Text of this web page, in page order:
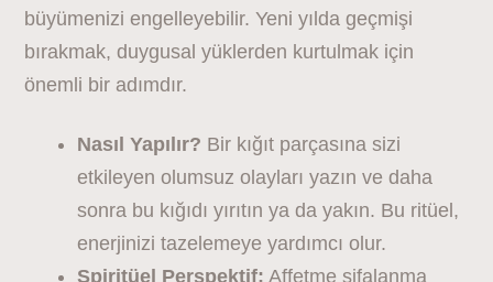
büyümenizi engelleyebilir. Yeni yılda geçmişi
bırakmak, duygusal yüklerden kurtulmak için
önemli bir adımdır.
Nasıl Yapılır? Bir kığıt parçasına sizi
etkileyen olumsuz olayları yazın ve daha
sonra bu kığıdı yırıtın ya da yakın. Bu ritüel,
enerjinizi tazelemeye yardımcı olur.
Spiritüel Perspektif: Affetme şifalanma